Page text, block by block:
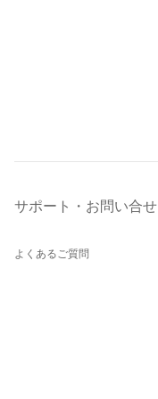
サポート・お問い合せ
よくあるご質問